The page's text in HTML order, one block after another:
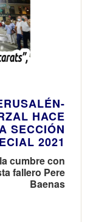
HACE
SECCIÓN
2021
cumbre con
fallero Pere
Baenas